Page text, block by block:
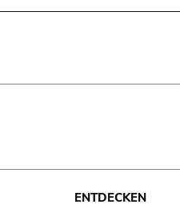
ENTDECKEN